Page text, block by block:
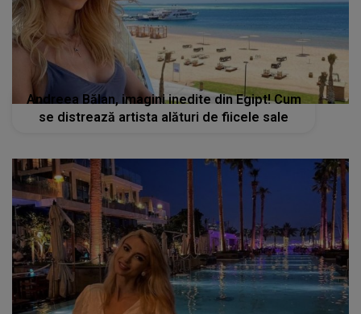
Andreea Bălan, imagini inedite din Egipt! Cum
se distrează artista alături de fiicele sale